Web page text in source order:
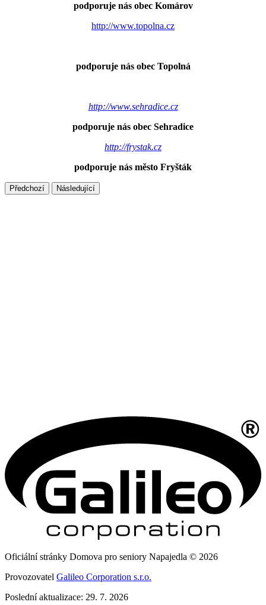
podporuje nás obec Komárov
http://www.topolna.cz
podporuje nás obec Topolná
http://www.sehradice.cz
podporuje nás obec Sehradice
http://frystak.cz
podporuje nás město Fryšták
Předchozí Následující
Oficiální stránky Domova pro seniory Napajedla © 2026
Provozovatel Galileo Corporation s.r.o.
Poslední aktualizace: 29. 7. 2026